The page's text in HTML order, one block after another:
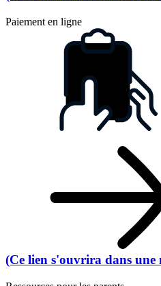
Paiement en ligne
(Ce lien s'ouvrira dans une